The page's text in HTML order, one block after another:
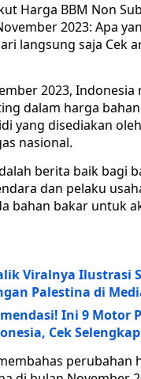
Harga BBM Non
2023: Apa
langsung saja Cek
2023, Indonesia
dalam harga
yang disediakan
nasional.
berita baik bagi
dan pelaku
bahan bakar untuk
Viralnya Ilustrasi
Palestina di
Ini 9 Motor
Cek
perubahan